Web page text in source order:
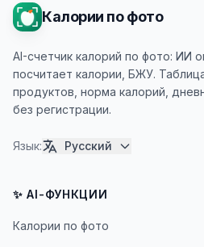
Калории по фото
AI-счетчик калорий по фото: ИИ
посчитает калории, БЖУ.
продуктов, норма калорий,
без регистрации.
Язык: Русский
✨ AI-ФУНКЦИИ
Калории по фото